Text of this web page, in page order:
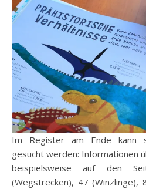
Im Register am Ende kann
gesucht werden: Informationen
beispielsweise auf den
(Wegstrecken), 47